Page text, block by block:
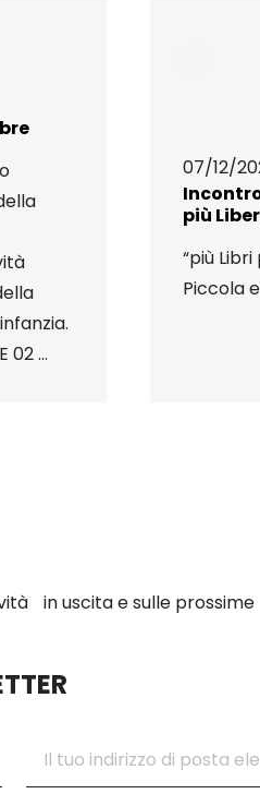
02 ...
07/12/
più
“più
Piccola
in uscita e sulle prossime